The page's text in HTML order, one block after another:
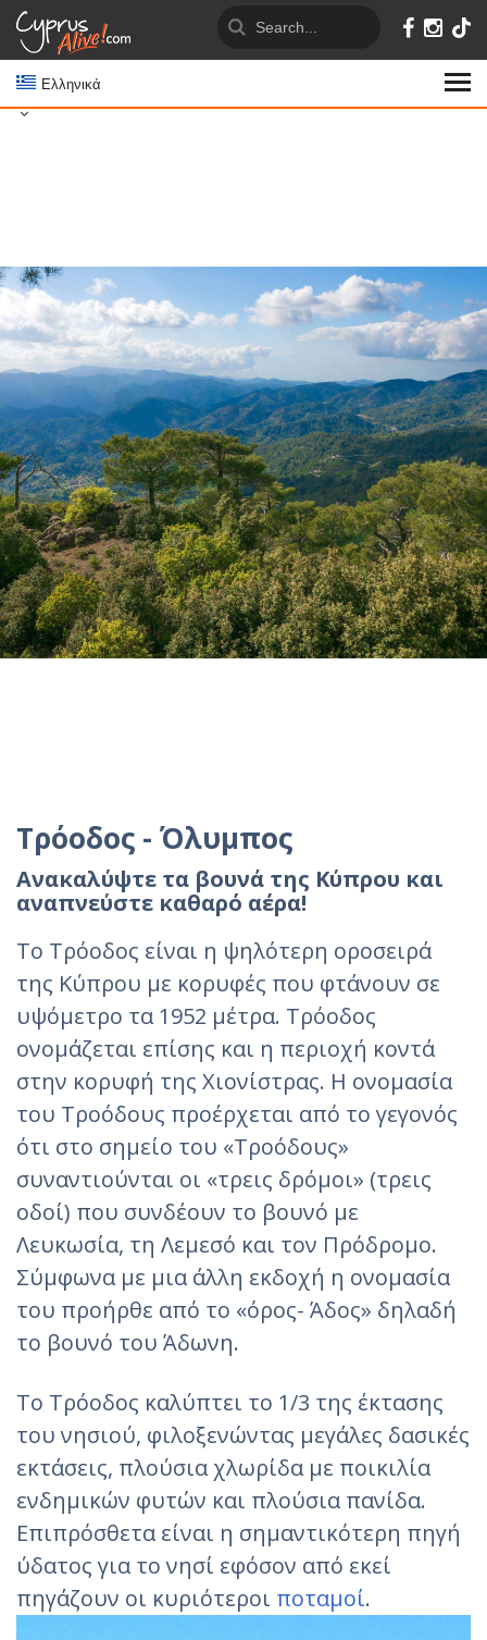
Ελληνικά
Τρόοδος - Όλυμπος
Ανακαλύψτε τα βουνά της Κύπρου και
αναπνεύστε καθαρό αέρα!
Το Τρόοδος είναι η ψηλότερη οροσειρά
της Κύπρου με κορυφές που φτάνουν σε
υψόμετρο τα 1952 μέτρα. Τρόοδος
ονομάζεται επίσης και η περιοχή κοντά
στην κορυφή της Χιονίστρας. Η ονομασία
του Τροόδους προέρχεται από το γεγονός
ότι στο σημείο του «Τροόδους»
συναντιούνται οι «τρεις δρόμοι» (τρεις
οδοί) που συνδέουν το βουνό με
Λευκωσία, τη Λεμεσό και τον Πρόδρομο.
Σύμφωνα με μια άλλη εκδοχή η ονομασία
του προήρθε από το «όρος- Άδος» δηλαδή
το βουνό του Άδωνη.
Το Τρόοδος καλύπτει το 1/3 της έκτασης
του νησιού, φιλοξενώντας μεγάλες δασικές
εκτάσεις, πλούσια χλωρίδα με ποικιλία
ενδημικών φυτών και πλούσια πανίδα.
Επιπρόσθετα είναι η σημαντικότερη πηγή
ύδατος για το νησί εφόσον από εκεί
πηγάζουν οι κυριότεροι ποταμοί.